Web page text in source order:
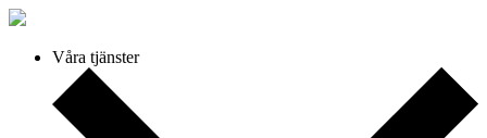
Våra tjänster